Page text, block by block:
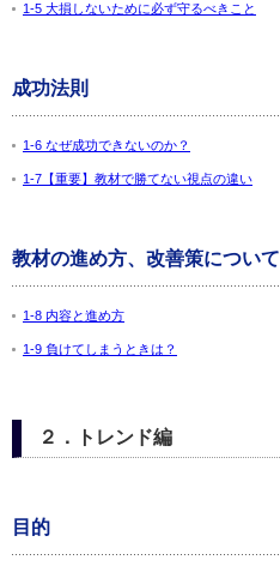
1-5 大損しないために必ず守るべきこと
成功法則
1-6 なぜ成功できないのか？
1-7【重要】教材で勝てない視点の違い
教材の進め方、改善策について
1-8 内容と進め方
1-9 負けてしまうときは？
２．トレンド編
目的